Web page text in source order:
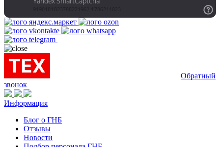
Обратный
звонок
Информация
Блог о ГНБ
Отзывы
Новости